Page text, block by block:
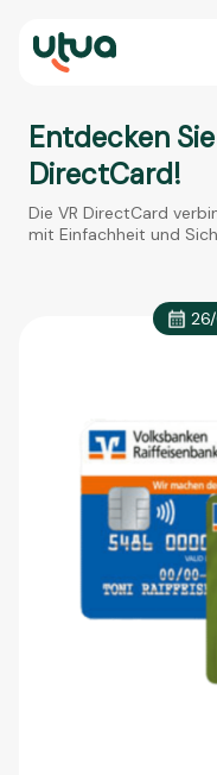
Entdecken
DirectCard!
Die VR DirectCard
mit Einfachheit und